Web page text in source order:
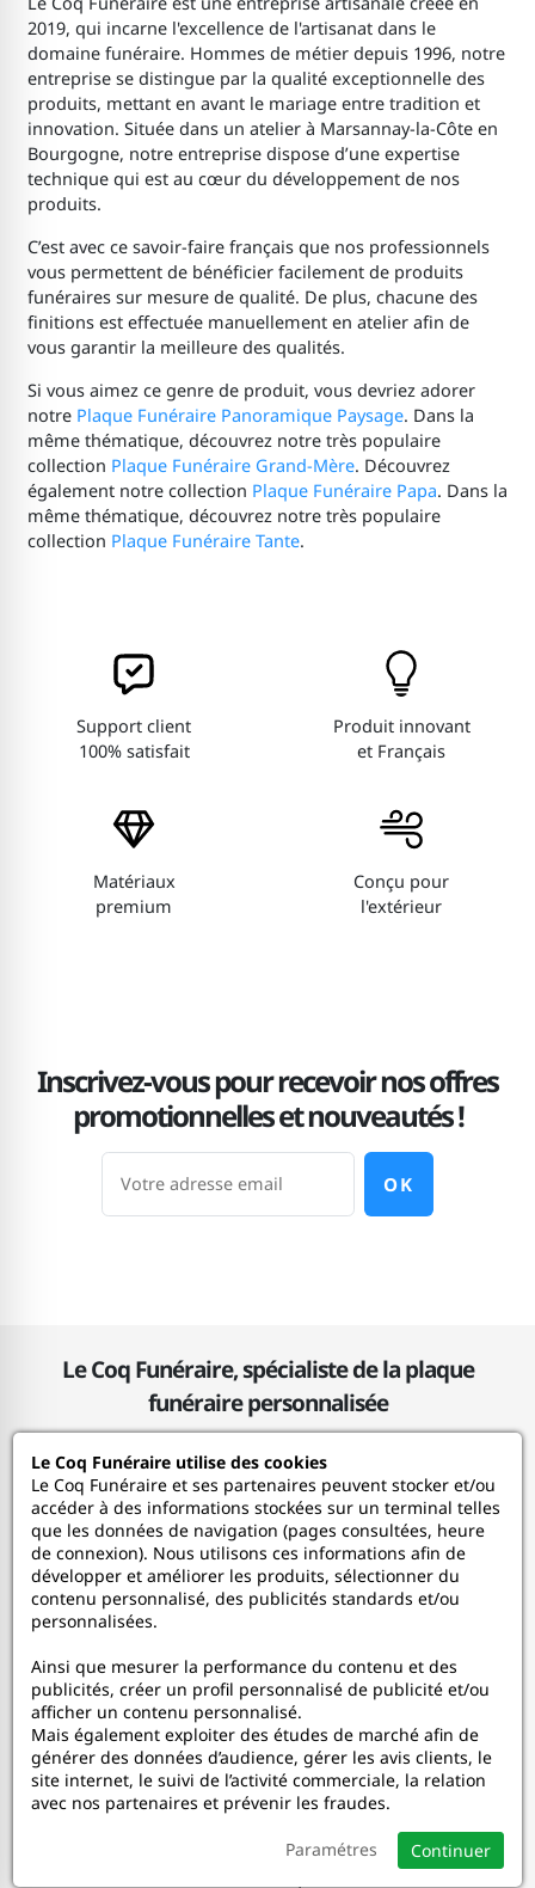
2019, qui incarne l'excellence de l'artisanat dans le
domaine funéraire. Hommes de métier depuis 1996, notre
entreprise se distingue par la qualité exceptionnelle des
produits, mettant en avant le mariage entre tradition et
innovation. Située dans un atelier à Marsannay-la-Côte en
Bourgogne, notre entreprise dispose d’une expertise
technique qui est au cœur du développement de nos
produits.
C’est avec ce savoir-faire français que nos professionnels
vous permettent de bénéficier facilement de produits
funéraires sur mesure de qualité. De plus, chacune des
finitions est effectuée manuellement en atelier afin de
vous garantir la meilleure des qualités.
Si vous aimez ce genre de produit, vous devriez adorer
notre Plaque Funéraire Panoramique Paysage. Dans la
même thématique, découvrez notre très populaire
collection Plaque Funéraire Grand-Mère. Découvrez
également notre collection Plaque Funéraire Papa. Dans la
même thématique, découvrez notre très populaire
collection Plaque Funéraire Tante.
Support client
100% satisfait
Produit innovant
et Français
Matériaux
premium
Conçu pour
l'extérieur
Inscrivez-vous pour recevoir nos offres
promotionnelles et nouveautés !
OK
Le Coq Funéraire, spécialiste de la plaque
funéraire personnalisée
Le Coq Funéraire
Nos services
Mon Compte
Aide
A propos
Le Coq Funéraire utilise des cookies
Le Coq Funéraire et ses partenaires peuvent stocker et/ou
accéder à des informations stockées sur un terminal telles
que les données de navigation (pages consultées, heure
de connexion). Nous utilisons ces informations afin de
développer et améliorer les produits, sélectionner du
contenu personnalisé, des publicités standards et/ou
personnalisées.
Ainsi que mesurer la performance du contenu et des
publicités, créer un profil personnalisé de publicité et/ou
afficher un contenu personnalisé.
Mais également exploiter des études de marché afin de
générer des données d’audience, gérer les avis clients, le
site internet, le suivi de l’activité commerciale, la relation
avec nos partenaires et prévenir les fraudes.
Continuer
Paramétres